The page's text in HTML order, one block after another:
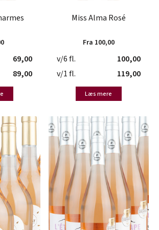
69,00
89,00
Miss Alma Rosé
Fra 100,00
v/6 fl.
100,00
v/1 fl.
119,00
Læs mere